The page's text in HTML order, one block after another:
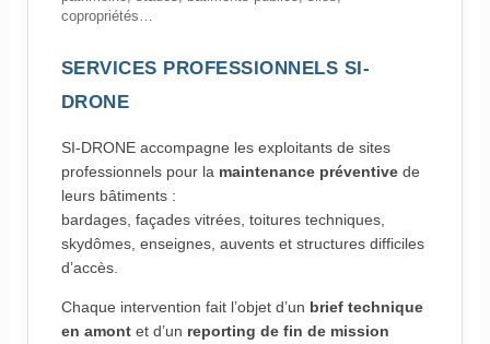
copropriétés…
SERVICES PROFESSIONNELS SI-
DRONE
SI-DRONE accompagne les exploitants de sites
professionnels pour la maintenance préventivede
leurs bâtiments :
bardages, façades vitrées, toitures techniques,
skydômes, enseignes, auvents et structures difficiles
d’accès.
Chaque intervention fait l’objet d’un brief technique
en amontet d’un reporting de fin de mission